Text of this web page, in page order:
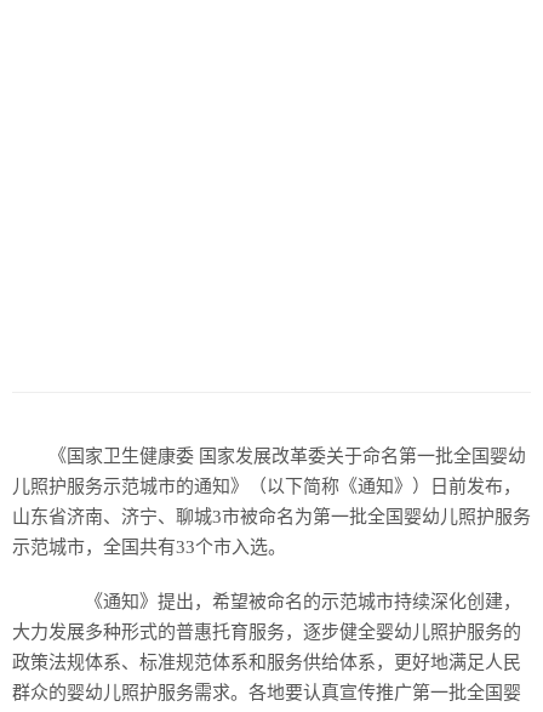
《国家卫生健康委 国家发展改革委关于命名第一批全国婴幼
儿照护服务示范城市的通知》（以下简称《通知》）日前发布，
山东省济南、济宁、聊城3市被命名为第一批全国婴幼儿照护服务
示范城市，全国共有33个市入选。
《通知》提出，希望被命名的示范城市持续深化创建，
大力发展多种形式的普惠托育服务，逐步健全婴幼儿照护服务的
政策法规体系、标准规范体系和服务供给体系，更好地满足人民
群众的婴幼儿照护服务需求。各地要认真宣传推广第一批全国婴